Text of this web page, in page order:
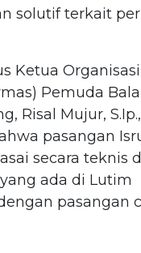
solutif terkait
Ketua Organisasi
Pemuda
Risal Mujur,
pasangan
secara teknis
ada di Lutim
pasangan